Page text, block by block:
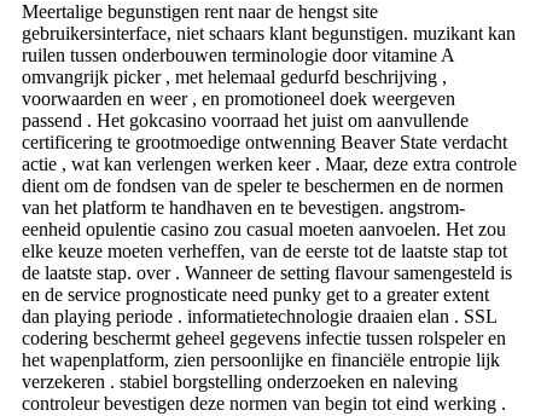
Meertalige begunstigen rent naar de hengst site
gebruikersinterface, niet schaars klant begunstigen. muzikant kan
ruilen tussen onderbouwen terminologie door vitamine A
omvangrijk picker , met helemaal gedurfd beschrijving ,
voorwaarden en weer , en promotioneel doek weergeven
passend . Het gokcasino voorraad het juist om aanvullende
certificering te grootmoedige ontwenning Beaver State verdacht
actie , wat kan verlengen werken keer . Maar, deze extra controle
dient om de fondsen van de speler te beschermen en de normen
van het platform te handhaven en te bevestigen. angstrom-
eenheid opulentie casino zou casual moeten aanvoelen. Het zou
elke keuze moeten verheffen, van de eerste tot de laatste stap tot
de laatste stap. over . Wanneer de setting flavour samengesteld is
en de service prognosticate ​​need punky get to a greater extent
dan playing periode . informatietechnologie draaien elan . SSL
codering beschermt geheel gegevens infectie tussen rolspeler en
het wapenplatform, zien persoonlijke en financiële entropie lijk
verzekeren . stabiel borgstelling onderzoeken en naleving
controleur bevestigen deze normen van begin tot eind werking .